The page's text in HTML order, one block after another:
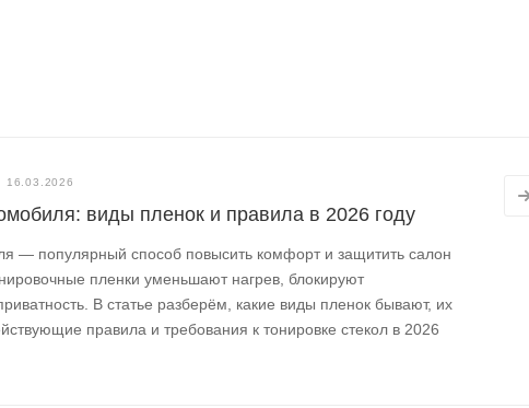
16.03.2026
виды пленок и правила в 2026 году
— популярный способ повысить комфорт и защитить салон
пленки уменьшают нагрев, блокируют
В статье разберём, какие виды пленок бывают, их
правила и требования к тонировке стекол в 2026